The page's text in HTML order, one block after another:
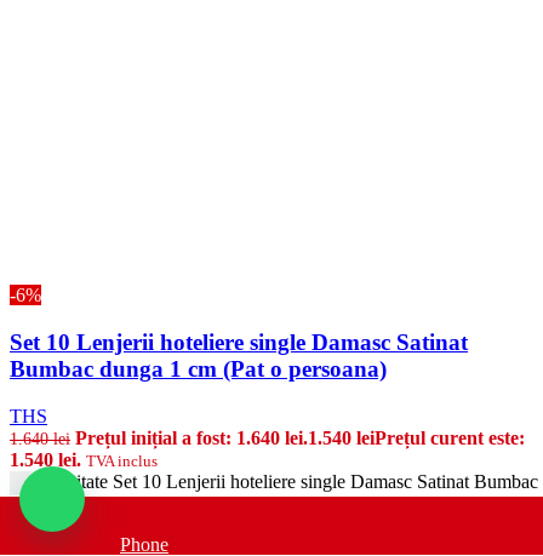
-6%
Set 10 Lenjerii hoteliere single Damasc Satinat
Bumbac dunga 1 cm (Pat o persoana)
THS
1.640lei Prețul inițial a fost: 1.640 lei.1.540 leiPrețul curent este:
1.540 lei. TVA inclus
Cantitate Set 10 Lenjerii hoteliere single Damasc Satinat
Phone